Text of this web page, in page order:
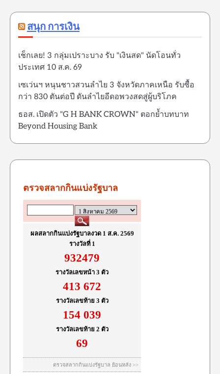
สนุก การเงิน
เช็กเลย! 3 กลุ่มเปราะบาง รับ "เงินสด" นัดโอนทั่ว
ประเทศ 10 ส.ค. 69
เซเว่นฯ หนุนชาวสวนลำไย 3 จังหวัดภาคเหนือ รับซื้อ
กว่า 830 ตันต่อปี ดันลำไยอีดอพวงสดสู่ผู้บริโภค
ธอส. เปิดตัว "G H BANK CROWN" ตอกย้ำบทบาท
Beyond Housing Bank